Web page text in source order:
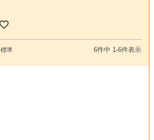
標準 6件中 1-6件表示